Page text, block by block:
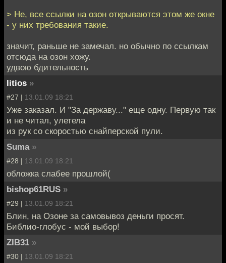
> Не, все ссылки на озон открываются этом же окне
- у них требования такие.
значит, раньше не замечал. но обычно по ссылкам
отсюда на озон хожу.
удвою бдительность
litios »
#27 | 13.01.09 18:21
Уже заказал. И "За державу..." еще одну. Первую так
и не читал, улетела
из рук со скоростью снайперской пули.
Suma »
#28 | 13.01.09 18:21
обложка слабее прошлой(
bishop61RUS »
#29 | 13.01.09 18:21
Блин, на Озоне за самовывоз деньги просят.
Библио-глобус - мой выбор!
ZIB31 »
#30 | 13.01.09 18:21